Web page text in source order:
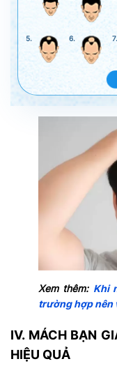
5. 6. 7.
Xem thêm: Khi
trường hợp nên
IV. MÁCH BẠN
HIỆU QUẢ